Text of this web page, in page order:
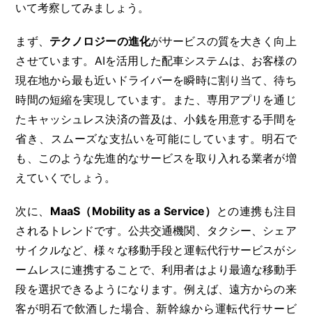
いて考察してみましょう。
まず、 テクノロジーの進化がサービスの質を大きく向上
させています。AIを活用した配車システムは、お客様の
現在地から最も近いドライバーを瞬時に割り当て、待ち
時間の短縮を実現しています。また、専用アプリを通じ
たキャッシュレス決済の普及は、小銭を用意する手間を
省き、スムーズな支払いを可能にしています。明石で
も、このような先進的なサービスを取り入れる業者が増
えていくでしょう。
次に、 MaaS（Mobility as a Service） との連携も注目
されるトレンドです。公共交通機関、タクシー、シェア
サイクルなど、様々な移動手段と運転代行サービスがシ
ームレスに連携することで、利用者はより最適な移動手
段を選択できるようになります。例えば、遠方からの来
客が明石で飲酒した場合、新幹線から運転代行サービ